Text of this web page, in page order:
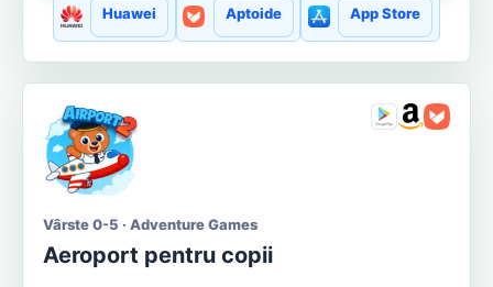
Huawei Aptoide App Store
Vârste 0-5 · Adventure Games
Aeroport pentru copii